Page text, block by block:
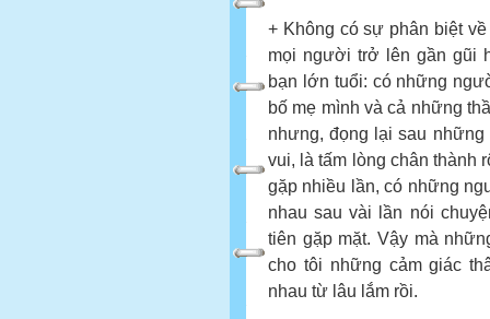
+ Không có sự phân biệt
mọi người trở lên gần gũi
bạn lớn tuổi: có những
bố mẹ mình và cả những
nhưng, đọng lại sau
vui, là tấm lòng chân thành
gặp nhiều lần, có những
nhau sau vài lần nói
tiên gặp mặt. Vậy mà
cho tôi những cảm giác
nhau từ lâu lắm rồi.